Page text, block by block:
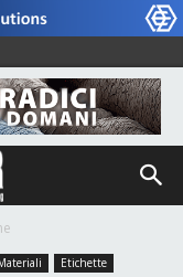
Etichette